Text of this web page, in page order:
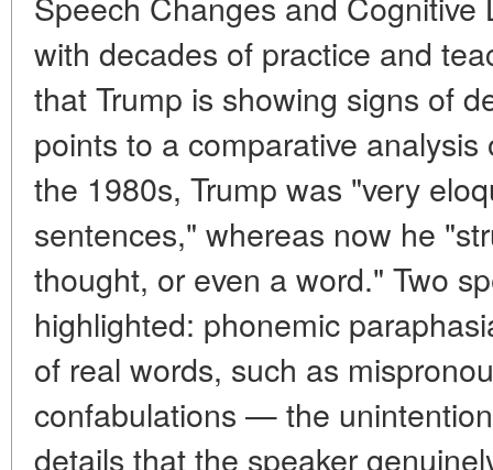
with decades of practice and
that Trump is showing signs of
points to a comparative
the 1980s, Trump was "very
sentences," whereas now he
thought, or even a word." Two
highlighted: phonemic
of real words, such as
confabulations — the
details that the speaker